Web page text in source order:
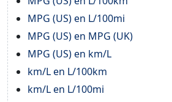
MPG (US) en L/100mi
MPG (US) en MPG (UK)
MPG (US) en km/L
km/L en L/100km
km/L en L/100mi